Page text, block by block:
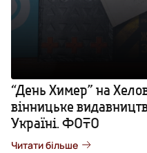
“День Химер” на
вінницьке
Україні. ФОТО
Читати більше